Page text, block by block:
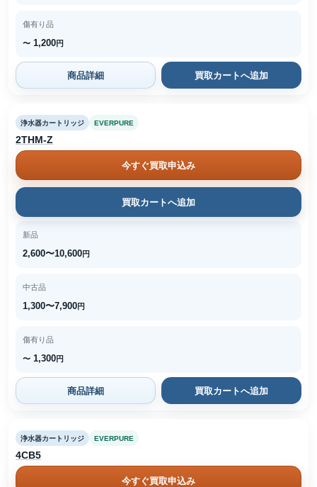
傷有り品
〜 1,200円
商品詳細 買取カートへ追加
浄水器カートリッジ EVERPURE
2THM-Z
今すぐ買取申込み
買取カートへ追加
新品
2,600〜10,600円
中古品
1,300〜7,900円
傷有り品
〜 1,300円
商品詳細 買取カートへ追加
浄水器カートリッジ EVERPURE
4CB5
今すぐ買取申込み